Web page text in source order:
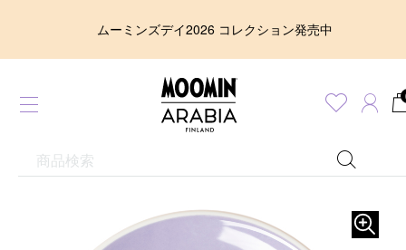
ムーミンズデイ2026 コレクション発売中